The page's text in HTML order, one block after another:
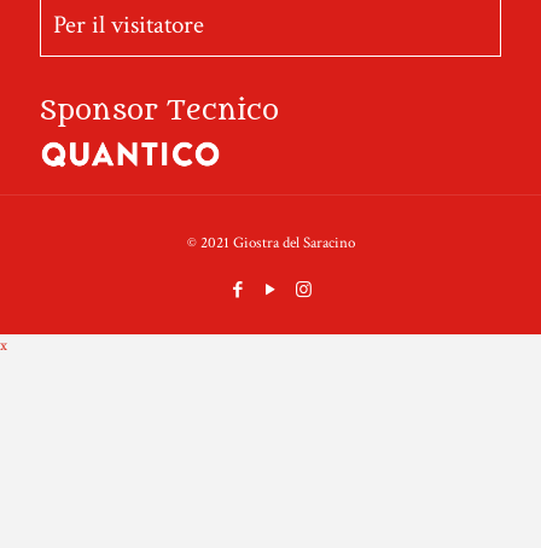
Per il visitatore
Sponsor Tecnico
© 2021 Giostra del Saracino
x